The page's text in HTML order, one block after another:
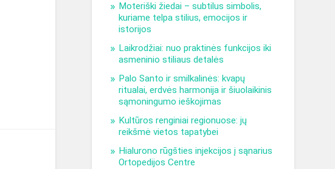
Moteriški žiedai – subtilus simbolis,
kuriame telpa stilius, emocijos ir
istorijos
Laikrodžiai: nuo praktinės funkcijos iki
asmeninio stiliaus detalės
Palo Santo ir smilkalinės: kvapų
ritualai, erdvės harmonija ir šiuolaikinis
sąmoningumo ieškojimas
Kultūros renginiai regionuose: jų
reikšmė vietos tapatybei
Hialurono rūgšties injekcijos į sąnarius
Ortopedijos Centre